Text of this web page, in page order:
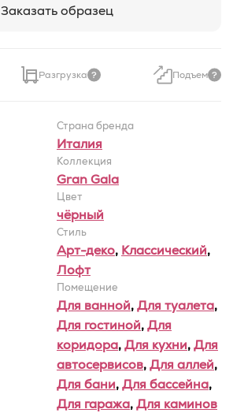
Заказать образец
Разгрузка Подъем
Страна бренда
Италия
Коллекция
Gran Gala
Цвет
чёрный
Стиль
Арт-деко, Классический,
Лофт
Помещение
Для ванной,Для туалета,
Для гостиной,Для
коридора,Для кухни,Для
автосервисов,Для аллей,
Для бани,Для бассейна,
Для гаража,Для каминов